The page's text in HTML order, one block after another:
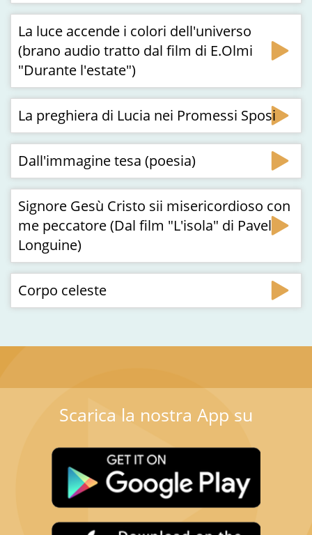
La luce accende i colori dell'universo
(brano audio tratto dal film di E.Olmi
"Durante l'estate")
La preghiera di Lucia nei Promessi Sposi
Dall'immagine tesa (poesia)
Signore Gesù Cristo sii misericordioso con
me peccatore (Dal film "L'isola" di Pavel
Longuine)
Corpo celeste
Scarica la nostra App su